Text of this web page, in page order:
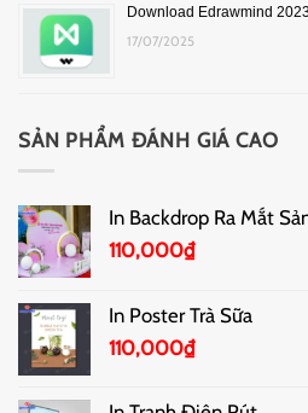
Download Edrawmind
17/07/2025
SẢN PHẨM ĐÁNH GIÁ CAO
In Backdrop Ra Mắt
110,000₫
In Poster Trà Sữa
110,000₫